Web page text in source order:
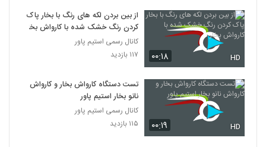
۰۰:۱۸ HD
از بین بردن لکه های رنگ با بخار پاک
کردن رنگ خشک شده با کارواش بخار
کانال رسمی استیم پاور
۱۱۷ بازدید
۰۰:۱۹ HD
تست دستگاه کارواش بخار و کارواش
نانو بخار استیم پاور
کانال رسمی استیم پاور
۱۱۵ بازدید